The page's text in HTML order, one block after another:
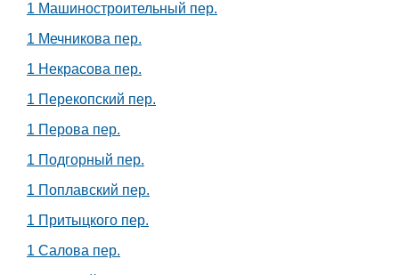
1 Машиностроительный пер.
1 Мечникова пер.
1 Некрасова пер.
1 Перекопский пер.
1 Перова пер.
1 Подгорный пер.
1 Поплавский пер.
1 Притыцкого пер.
1 Салова пер.